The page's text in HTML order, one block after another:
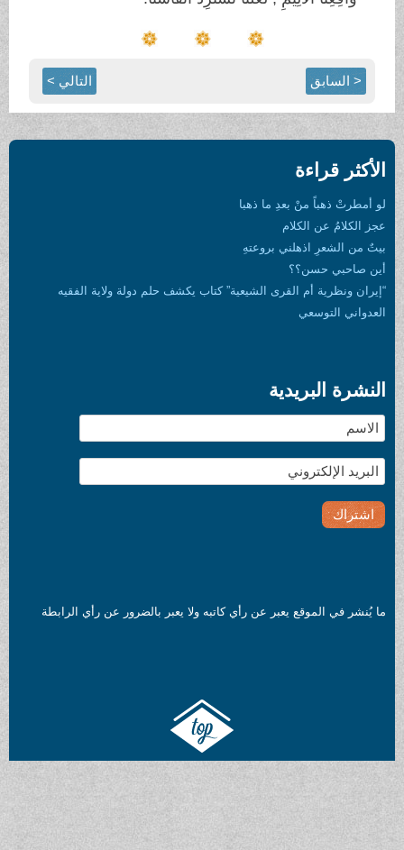
< السابق التالي >
الأكثر قراءة
لو أمطرتْ ذهباً منْ بعدِ ما ذهبا
عجز الكلامُ عن الكلام
بيتٌ من الشعرِ اذهلني بروعتهِ
أين صاحبي حسن؟؟
“إيران ونظرية أم القرى الشيعية” كتاب يكشف حلم دولة ولاية الفقيه
العدواني التوسعي
النشرة البريدية
ما يُنشر في الموقع يعبر عن رأي كاتبه ولا يعبر بالضرور عن رأي الرابطة